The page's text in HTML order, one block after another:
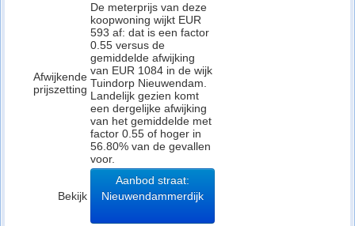
Afwijkende
prijszetting
De meterprijs van deze
koopwoning wijkt EUR
593 af: dat is een factor
0.55 versus de
gemiddelde afwijking
van EUR 1084 in de wijk
Tuindorp Nieuwendam.
Landelijk gezien komt
een dergelijke afwijking
van het gemiddelde met
factor 0.55 of hoger in
56.80% van de gevallen
voor.
Bekijk
Aanbod straat:
Nieuwendammerdijk